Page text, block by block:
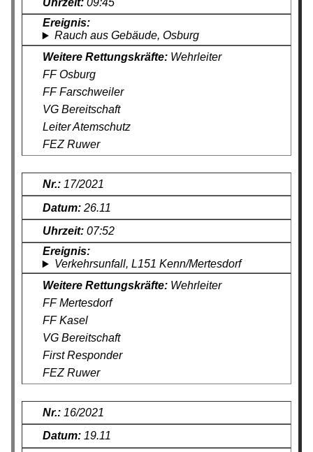
09:45
Rauch aus Gebäude, Osburg
Wehrleiter
FF Osburg
FF Farschweiler
VG Bereitschaft
Leiter Atemschutz
FEZ Ruwer
17/2021
26.11
07:52
Verkehrsunfall, L151 Kenn/Mertesdorf
Wehrleiter
FF Mertesdorf
FF Kasel
VG Bereitschaft
First Responder
FEZ Ruwer
16/2021
19.11